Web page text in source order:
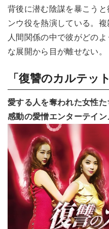
背後に潜む陰謀を暴こう
ンウ役を熱演している。
人間関係の中で彼がどの
な展開から目が離せない。
「復讐のカルテット
愛する人を奪われた女性
感動の愛憎エンターテイン